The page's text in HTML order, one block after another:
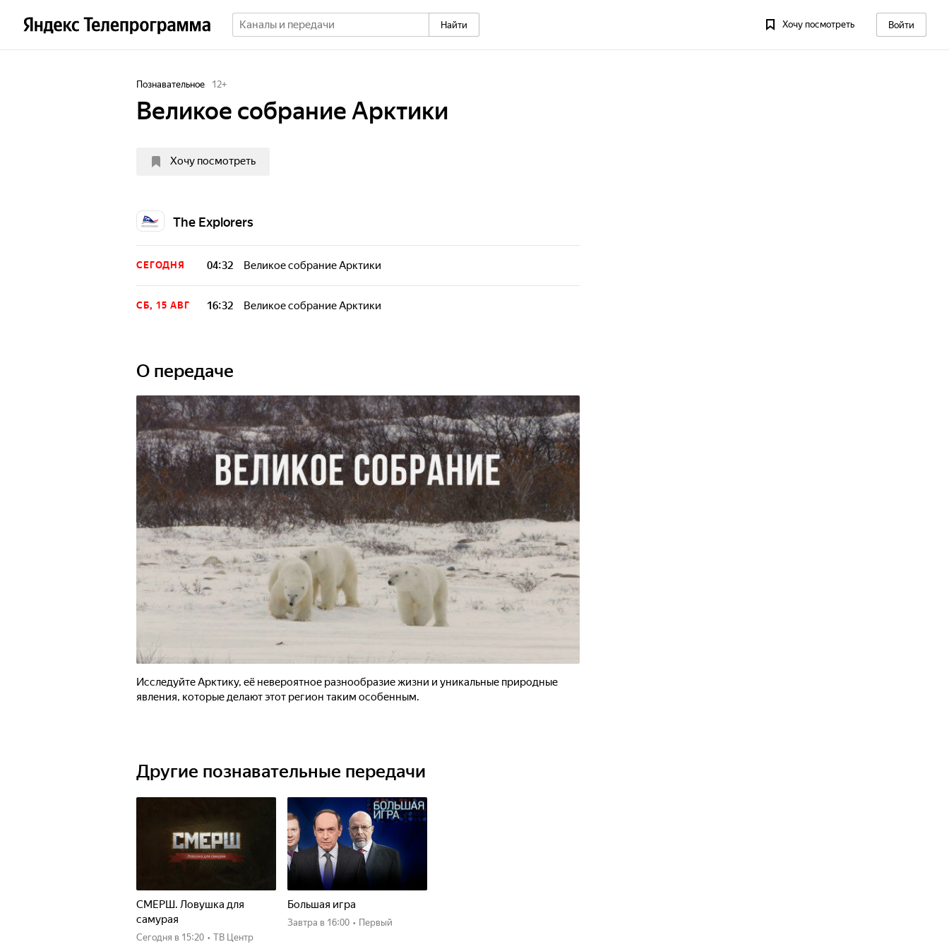
Найти Хочу посмотреть Войти
Познавательное 12+
Великое собрание Арктики
Хочу посмотреть
The Explorers
СЕГОДНЯ 04:32 Великое собрание Арктики
СБ, 15 АВГ 16:32 Великое собрание Арктики
О передаче
Исследуйте Арктику, её невероятное разнообразие жизни и уникальные природные
явления, которые делают этот регион таким особенным.
Другие познавательные передачи
СМЕРШ. Ловушка для
самурая
Сегодня в 15:20 • ТВ Центр
Большая игра
Завтра в 16:00 • Первый